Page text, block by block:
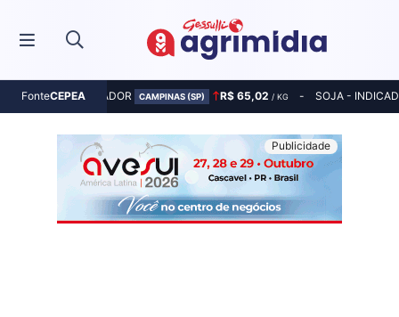
FonteCEPEA
MILHO - INDICADOR CAMPINAS (SP) R$ 65,02 / KG SOJA -